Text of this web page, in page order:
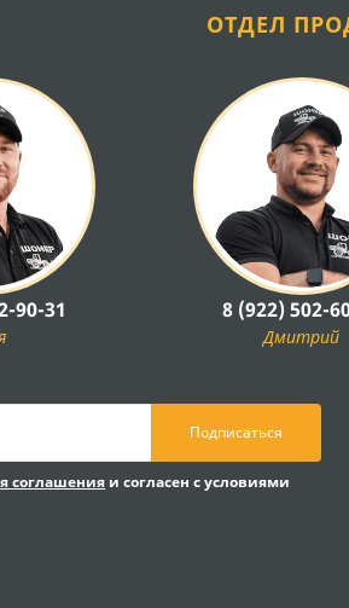
ОТДЕЛ
90-31 8 (922) 502-
Дмитрий
Подписаться
соглашения и согласен с условиями